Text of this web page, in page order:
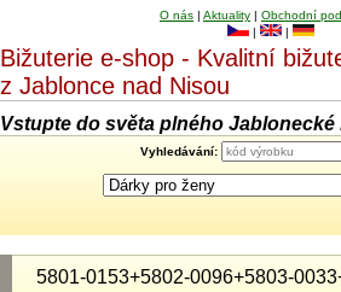
O nás | Aktuality | Obchodní
|
|
Bižuterie e-shop - Kvalitní
z Jablonce nad Nisou
Vstupte do světa plného Jablonecké
Vyhledávání:
5801-0153+5802-0096+5803-